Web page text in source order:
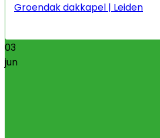
Groendak dakkapel | Leiden
03
jun